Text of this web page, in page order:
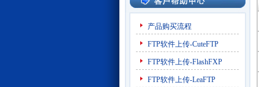
产品购买流程
FTP软件上传-CuteFTP
FTP软件上传-FlashFXP
FTP软件上传-LeaFTP